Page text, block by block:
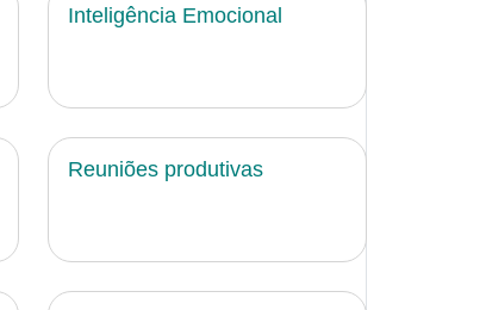
Inteligência Emocional
Reuniões produtivas